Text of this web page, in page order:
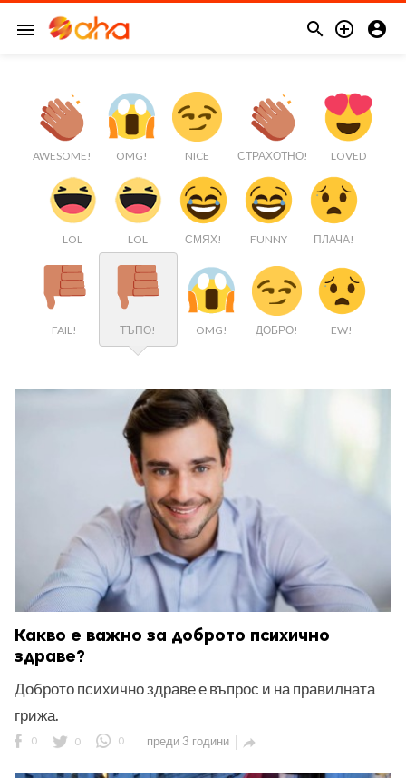
menu   
AWESOME! OMG! NICE СТРАХОТНО! LOVED
LOL LOL СМЯХ! FUNNY ПЛАЧА!
FAIL! ТЪПО! OMG! ДОБРО! EW!
Какво е важно за доброто психично
здраве?
Доброто психично здраве е въпрос и на правилната
грижа.
0 0 0 преди 3 години 